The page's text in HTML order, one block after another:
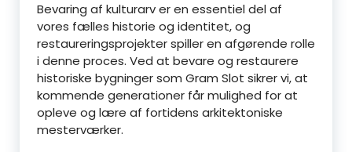
Bevaring af kulturarv er en essentiel del af
vores fælles historie og identitet, og
restaureringsprojekter spiller en afgørende rolle
i denne proces. Ved at bevare og restaurere
historiske bygninger som Gram Slot sikrer vi, at
kommende generationer får mulighed for at
opleve og lære af fortidens arkitektoniske
mesterværker.